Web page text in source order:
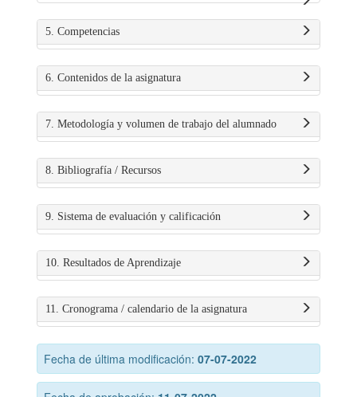
5. Competencias
6. Contenidos de la asignatura
7. Metodología y volumen de trabajo del alumnado
8. Bibliografía / Recursos
9. Sistema de evaluación y calificación
10. Resultados de Aprendizaje
11. Cronograma / calendario de la asignatura
Fecha de última modificación: 07-07-2022